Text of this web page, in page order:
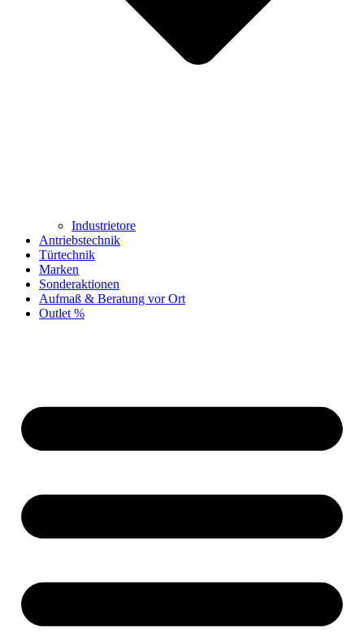
Industrietore
Antriebstechnik
Türtechnik
Marken
Sonderaktionen
Aufmaß & Beratung vor Ort
Outlet %